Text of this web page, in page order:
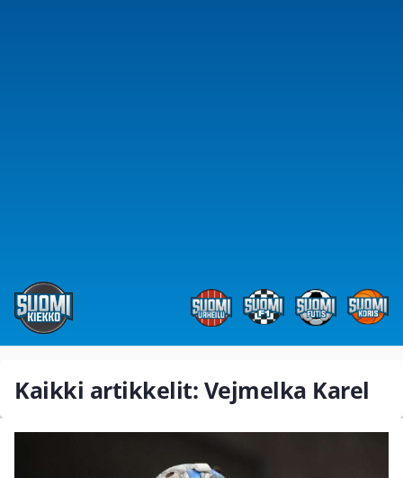
Kaikki artikkelit: Vejmelka Karel